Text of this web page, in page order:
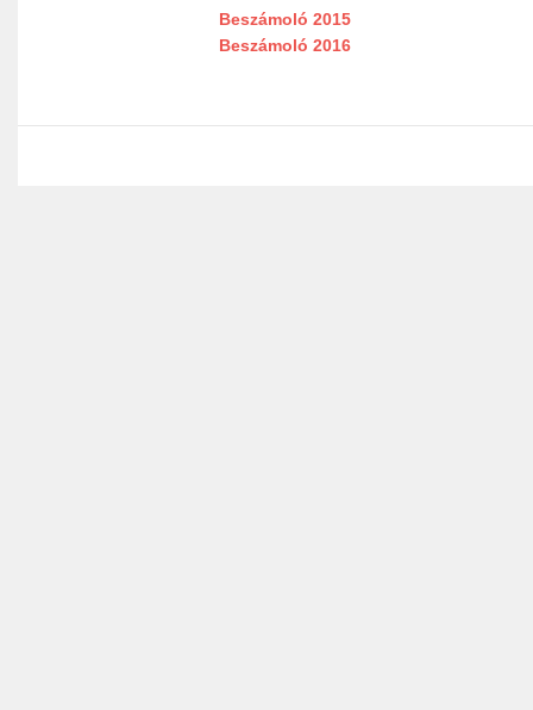
Beszámoló 2015
Beszámoló 2016